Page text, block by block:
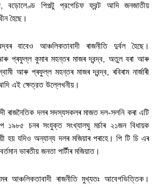
,বড়োলেণ্ড পিপল্টু প্রগেচিফ ফ্রন্ট আদি জনজাতীয়
হৈছে।
বাবেও আঞ্চলিকতাবাদী ৰাজনীতি দুৰ্বল হৈছে।
প্ৰফুল্ল কুমাৰ মহন্তৰ মাজৰ দ্বন্দ্ব
অতুল বৰা আৰু
আৰু প্ৰফুল্ল মহন্তৰ মাজৰ দ্বন্দ্ব ,ৰবিৰাম নাৰ্জাৰী
এই ক্ষেত্রত উল্লেখনীয়।
ৰাজনৈতিক দলৰ সদস্যসকলৰ মাজত দল-সলনি কৰা এটি
১৯৮৫ চনৰ সংযুক্ত সংখ্যালঘু মৰ্চাৰ ২১জন বিধায়ক
হয় যদিও অন্যান্য দলৰ মজিয়াৰ পৰাহে। পি টি চি এৰ
ভাৰতীয় জনতা পার্টীৰ মজিয়াত।
আঞ্চলিকতাবাদী ৰাজনীতি মুখ্যতঃ আবেগভিত্তিক।